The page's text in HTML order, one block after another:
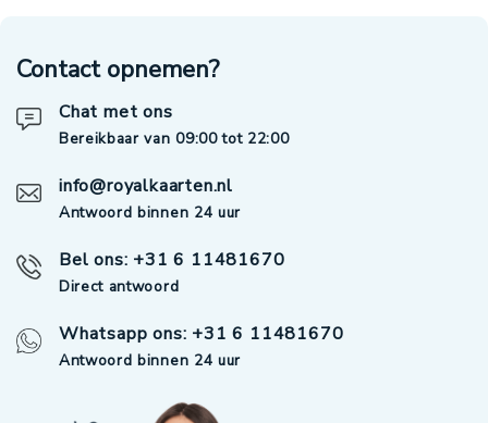
Contact opnemen?
Chat met ons
Bereikbaar van 09:00 tot 22:00
info@royalkaarten.nl
Antwoord binnen 24 uur
Bel ons: +31 6 11481670
Direct antwoord
Whatsapp ons: +31 6 11481670
Antwoord binnen 24 uur